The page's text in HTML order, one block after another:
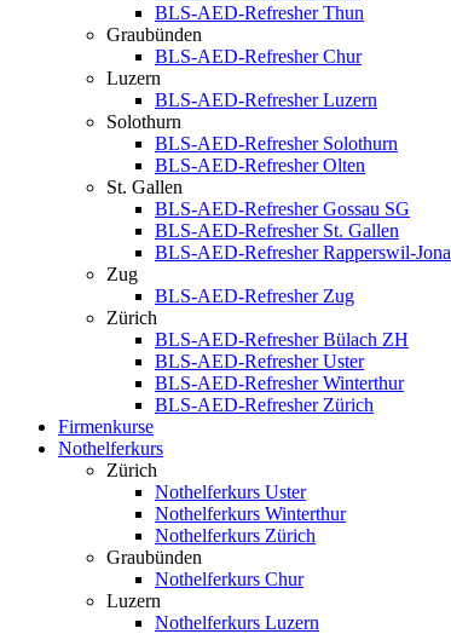
BLS-AED-Refresher Thun
Graubünden
BLS-AED-Refresher Chur
Luzern
BLS-AED-Refresher Luzern
Solothurn
BLS-AED-Refresher Solothurn
BLS-AED-Refresher Olten
St. Gallen
BLS-AED-Refresher Gossau SG
BLS-AED-Refresher St. Gallen
BLS-AED-Refresher Rapperswil-Jona
Zug
BLS-AED-Refresher Zug
Zürich
BLS-AED-Refresher Bülach ZH
BLS-AED-Refresher Uster
BLS-AED-Refresher Winterthur
BLS-AED-Refresher Zürich
Firmenkurse
Nothelferkurs
Zürich
Nothelferkurs Uster
Nothelferkurs Winterthur
Nothelferkurs Zürich
Graubünden
Nothelferkurs Chur
Luzern
Nothelferkurs Luzern